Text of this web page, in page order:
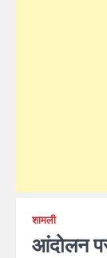
शामली
आंदोलन